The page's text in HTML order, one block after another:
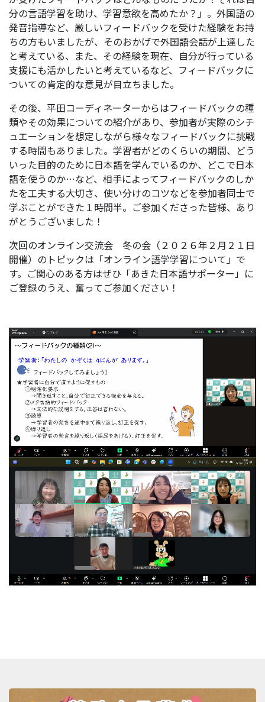
分の言語学習を助け、学習意欲を高めたか？」。外国語の
発音指導など、厳しいフィードバックを受けた経験をお持
ちの方もいましたが、そのおかげで外国語会話が上達した
と考えている、また、その経験を現在、自分が行っている
支援にも活かしたいと考えているなど、フィードバックに
ついての肯定的な意見が目立ちました。
その後、平田コーディネーターからはフィードバックの種
類やその効果についての紹介があり、参加者が実際のシチ
ュエーションを想定しながら様々なフィードバックに挑戦
する時間もありました。学習者がどのくらいの期間、どう
いった目的のために日本語を学んでいるのか、どこで日本
語を使うのか…など、相手によってフィードバックのしか
たを工夫する大切さ、使い分けのコツなどを参加者同士で
学ぶことができた１時間半。ご参加くださった皆様、あり
がとうございました！
次回のオンライン交流会 冬の会（２０２６年２月２１日
開催）のトピックは「オンライン語学学習について」で
す。ご関心のある方はぜひ「あきた日本語サポーター」に
ご登録のうえ、奮ってご参加ください！